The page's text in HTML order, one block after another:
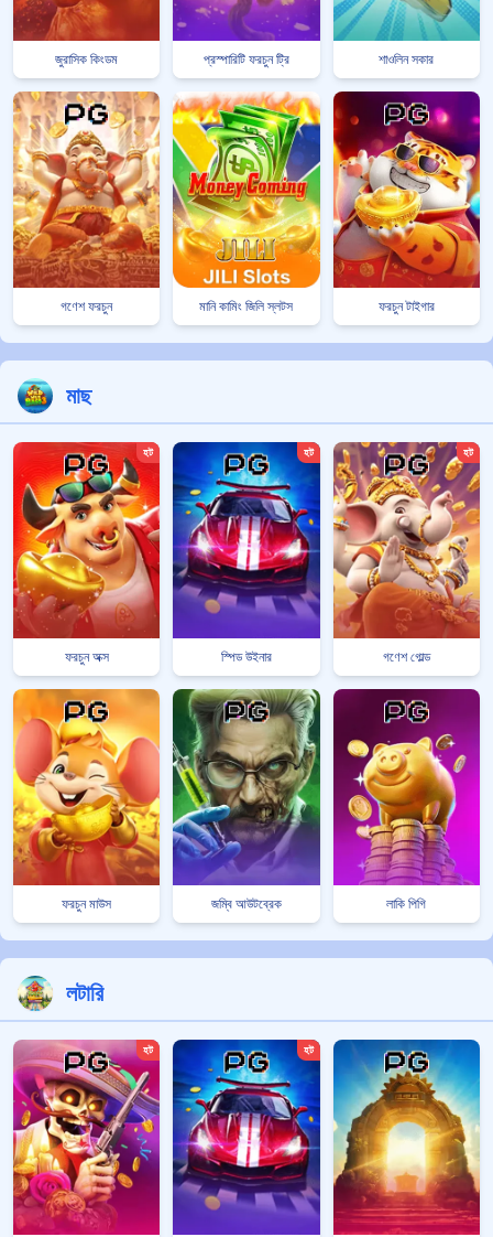
জুরাসিক কিংডম প্রস্পারিটি ফরচুন ট্রি শাওলিন সকার
গণেশ ফরচুন মানি কামিং জিলি স্লটস ফরচুন টাইগার
মাছ
হট
ফরচুন অক্স
হট
স্পিড উইনার
হট
গণেশ গোল্ড
ফরচুন মাউস জম্বি আউটব্রেক লাকি পিগি
লটারি
হট হট